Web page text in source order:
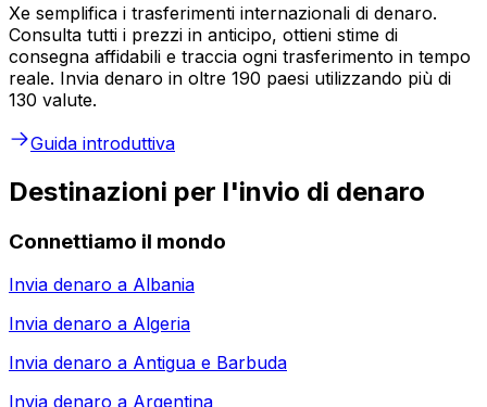
Xe semplifica i trasferimenti internazionali di denaro.
Consulta tutti i prezzi in anticipo, ottieni stime di
consegna affidabili e traccia ogni trasferimento in tempo
reale. Invia denaro in oltre 190 paesi utilizzando più di
130 valute.
Guida introduttiva
Destinazioni per l'invio di denaro
Connettiamo il mondo
Invia denaro a Albania
Invia denaro a Algeria
Invia denaro a Antigua e Barbuda
Invia denaro a Argentina